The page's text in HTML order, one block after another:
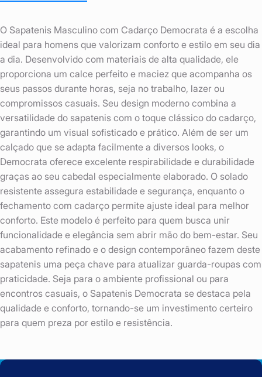
O Sapatenis Masculino com Cadarço Democrata é a escolha
ideal para homens que valorizam conforto e estilo em seu dia
a dia. Desenvolvido com materiais de alta qualidade, ele
proporciona um calce perfeito e maciez que acompanha os
seus passos durante horas, seja no trabalho, lazer ou
compromissos casuais. Seu design moderno combina a
versatilidade do sapatenis com o toque clássico do cadarço,
garantindo um visual sofisticado e prático. Além de ser um
calçado que se adapta facilmente a diversos looks, o
Democrata oferece excelente respirabilidade e durabilidade
graças ao seu cabedal especialmente elaborado. O solado
resistente assegura estabilidade e segurança, enquanto o
fechamento com cadarço permite ajuste ideal para melhor
conforto. Este modelo é perfeito para quem busca unir
funcionalidade e elegância sem abrir mão do bem-estar. Seu
acabamento refinado e o design contemporâneo fazem deste
sapatenis uma peça chave para atualizar guarda-roupas com
praticidade. Seja para o ambiente profissional ou para
encontros casuais, o Sapatenis Democrata se destaca pela
qualidade e conforto, tornando-se um investimento certeiro
para quem preza por estilo e resistência.